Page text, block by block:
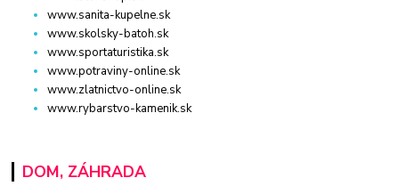
www.sanita-kupelne.sk
www.skolsky-batoh.sk
www.sportaturistika.sk
www.potraviny-online.sk
www.zlatnictvo-online.sk
www.rybarstvo-kamenik.sk
DOM, ZÁHRADA